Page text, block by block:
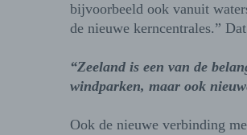
bijvoorbeeld ook vanuit
de nieuwe kerncentrales.”
“Zeeland is een van de
windparken, maar ook
Ook de nieuwe verbinding